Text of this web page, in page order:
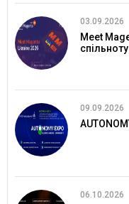
03.09.2026
Meet
09.09.2026
06.10.2026